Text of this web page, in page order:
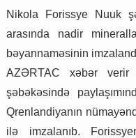
Nikola Forissye Nuuk
arasında nadir
bəyannaməsinin
AZƏRTAC xəbər
şəbəkəsində
Qrenlandiyanın
ilə imzalanıb.